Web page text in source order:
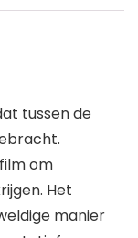
tussen de
om
Het
manier